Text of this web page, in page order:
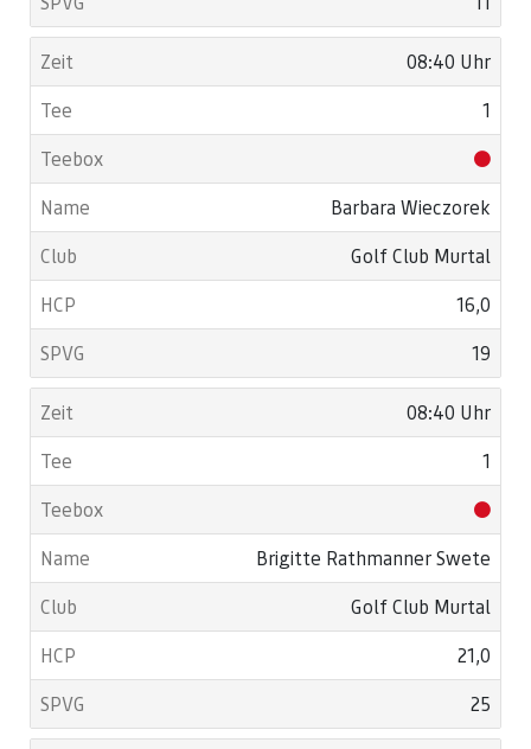
08:40 Uhr
1
Barbara Wieczorek
Golf Club Murtal
16,0
19
08:40 Uhr
1
Brigitte Rathmanner Swete
Golf Club Murtal
21,0
25